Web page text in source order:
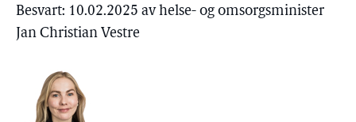
Besvart: 10.02.2025 av helse- og omsorgsminister
Jan Christian Vestre